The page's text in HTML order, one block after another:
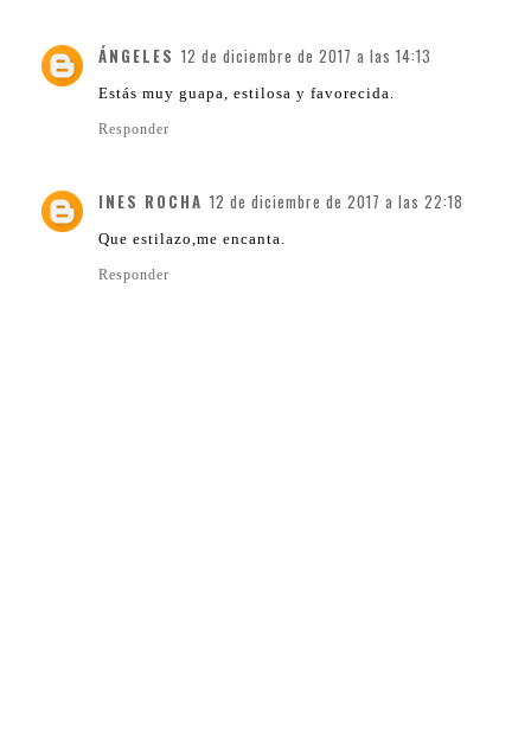
ÁNGELES 12 de diciembre de 2017 a las 14:13
Estás muy guapa, estilosa y favorecida.
Responder
INES ROCHA 12 de diciembre de 2017 a las 22:18
Que estilazo,me encanta.
Responder